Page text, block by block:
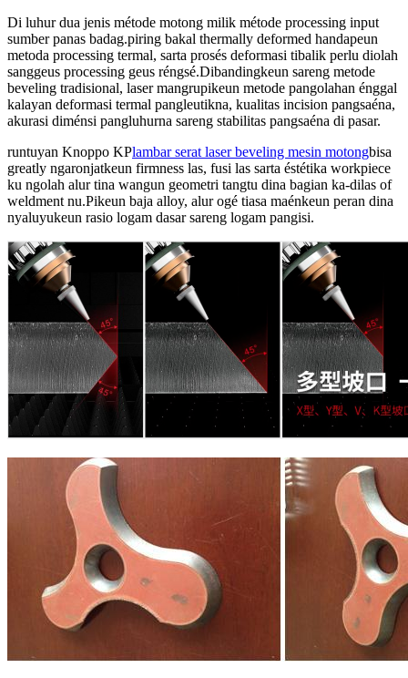
Di luhur dua jenis métode motong milik métode processing input
sumber panas badag.piring bakal thermally deformed handapeun
metoda processing termal, sarta prosés deformasi tibalik perlu diolah
sanggeus processing geus réngsé.Dibandingkeun sareng metode
beveling tradisional, laser mangrupikeun metode pangolahan énggal
kalayan deformasi termal pangleutikna, kualitas incision pangsaéna,
akurasi diménsi pangluhurna sareng stabilitas pangsaéna di pasar.
runtuyan Knoppo KPlambar serat laser beveling mesin motongbisa
greatly ngaronjatkeun firmness las, fusi las sarta éstétika workpiece
ku ngolah alur tina wangun geometri tangtu dina bagian ka-dilas of
weldment nu.Pikeun baja alloy, alur ogé tiasa maénkeun peran dina
nyaluyukeun rasio logam dasar sareng logam pangisi.